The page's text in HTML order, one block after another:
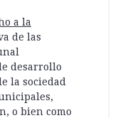
a la
de las
desarrollo
la sociedad
o bien como